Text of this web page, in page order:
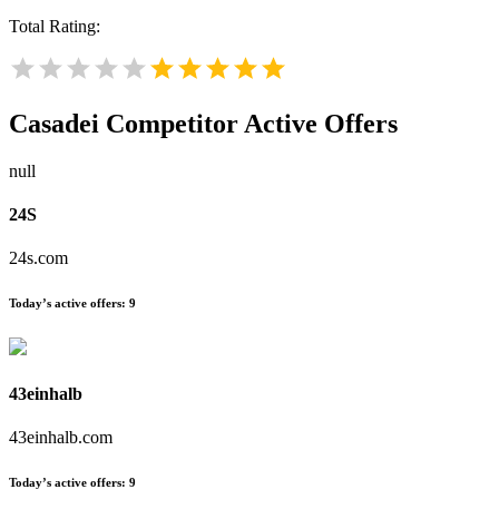
Total Rating:
Casadei Competitor Active Offers
null
24S
24s.com
Today’s active offers: 9
43einhalb
43einhalb.com
Today’s active offers: 9